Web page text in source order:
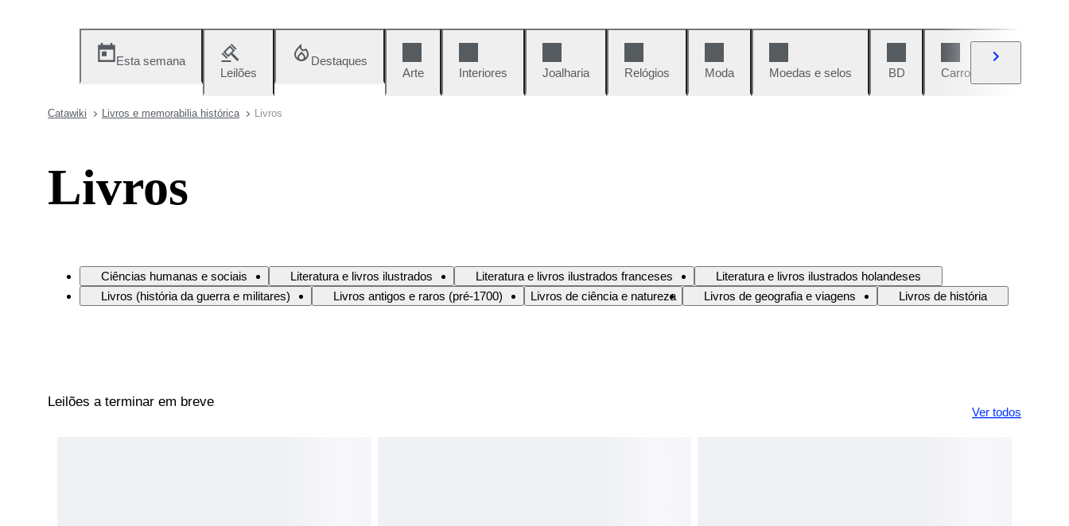
Esta semana
Leilões
Destaques
Arte
Interiores Joalharia Relógios Moda Moedas e selos BD Carros e motos
Catawiki Livros e memorabilia histórica Livros
Livros
Ciências humanas e sociais Literatura e livros ilustrados Literatura e livros ilustrados franceses
Literatura e livros ilustrados holandeses
Livros (história da guerra e militares)
Livros antigos e raros (pré-1700) Livros de ciência e natureza Livros de geografia e viagens Livros de história
Leilões a terminar em breve
Ver todos